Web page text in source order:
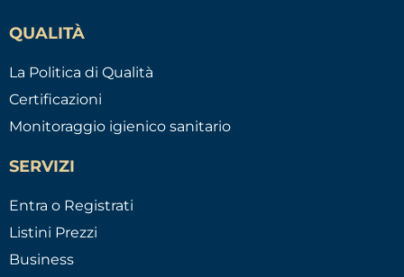
QUALITÀ
La Politica di Qualità
Certificazioni
Monitoraggio igienico sanitario
SERVIZI
Entra o Registrati
Listini Prezzi
Business